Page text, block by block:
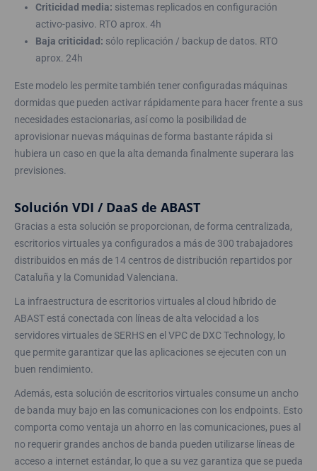
Criticidad media: sistemas replicados en configuración
activo-pasivo. RTO aprox. 4h
Baja criticidad: sólo replicación / backup de datos. RTO
aprox. 24h
Este modelo les permite también tener configuradas máquinas
dormidas que pueden activar rápidamente para hacer frente a sus
necesidades estacionarias, así como la posibilidad de
aprovisionar nuevas máquinas de forma bastante rápida si
hubiera un caso en que la alta demanda finalmente superara las
previsiones.
Solución VDI / DaaS de ABAST
Gracias a esta solución se proporcionan, de forma centralizada,
escritorios virtuales ya configurados a más de 300 trabajadores
distribuidos en más de 14 centros de distribución repartidos por
Cataluña y la Comunidad Valenciana.
La infraestructura de escritorios virtuales al cloud híbrido de
ABAST está conectada con líneas de alta velocidad a los
servidores virtuales de SERHS en el VPC de DXC Technology, lo
que permite garantizar que las aplicaciones se ejecuten con un
buen rendimiento.
Además, esta solución de escritorios virtuales consume un ancho
de banda muy bajo en las comunicaciones con los endpoints. Esto
comporta como ventaja un ahorro en las comunicaciones, pues al
no requerir grandes anchos de banda pueden utilizarse líneas de
acceso a internet estándar, lo que a su vez garantiza que se pueda